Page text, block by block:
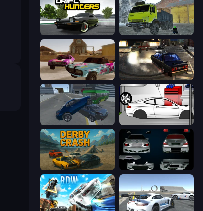
Drift Hunters Taiga Car Driver
Village Car Stunts City Classic Car Driving: 131
Offroader V6 Drag Racer V2
Derby Crash Decorate My BMW M5